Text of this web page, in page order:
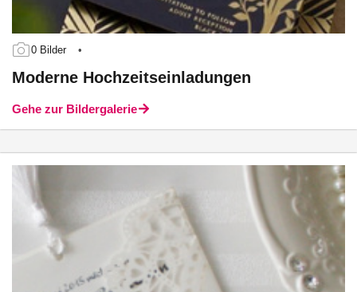
0 Bilder •
Moderne Hochzeitseinladungen
Gehe zur Bildergalerie